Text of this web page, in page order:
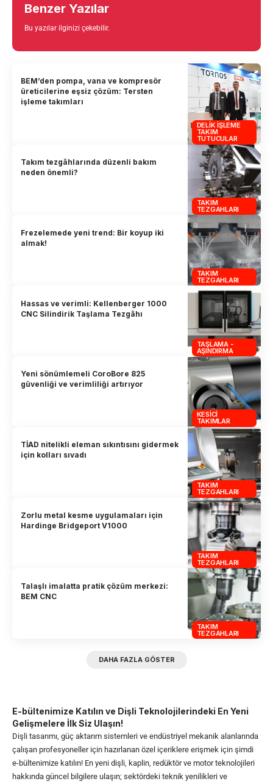
Benzer Yazılar
Bu yazılar ilginizi çekebilir.
DELIK İŞLEME
TAKIM
TUTUCULAR
BEM’den pompa, vana ve kompresör
üreticilerine eşsiz çözüm: Tersten
işleme takımları
TAKIM
TEZGAHLARI
Takım tezgâhlarında düzenli bakım
neden önemli?
TAKIM
TEZGAHLARI
Frezelemede yeni trend: Bir koyup iki
almak!
TAŞLAMA -
AŞINDIRMA
Hassas ve verimli: Kellenberger 1000
CNC Silindirik Taşlama Tezgâhı
KESICI
TAKIMLAR
Yeni sönümlemeli CoroBore 825
güvenliği ve verimliliği artırıyor
TAKIM
TEZGAHLARI
TİAD nitelikli eleman sıkıntısını gidermek
için kolları sıvadı
TAKIM
TEZGAHLARI
Zorlu metal kesme uygulamaları için
Hardinge Bridgeport V1000
TAKIM
TEZGAHLARI
Talaşlı imalatta pratik çözüm merkezi:
BEM CNC
DAHA FAZLA GÖSTER
E-bültenimize Katılın ve Dişli Teknolojilerindeki En Yeni
Gelişmelere İlk Siz Ulaşın!
Dişli tasarımı, güç aktarım sistemleri ve endüstriyel mekanik alanlarında
çalışan profesyoneller için hazırlanan özel içeriklere erişmek için şimdi
e-bültenimize katılın! En yeni dişli, kaplin, redüktör ve motor teknolojileri
hakkında güncel bilgilere ulaşın; sektördeki teknik yenilikleri ve